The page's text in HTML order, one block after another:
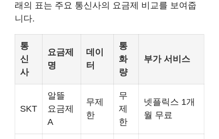
래의 표는 주요 통신사의 요금제 비교를 보여줍
니다.
통
신
사
요금제
명
데이
터
통
화
량
부가 서비스
SKT
알뜰
요금제
A
무제
한
무
제
한
넷플릭스 1개
월 무료